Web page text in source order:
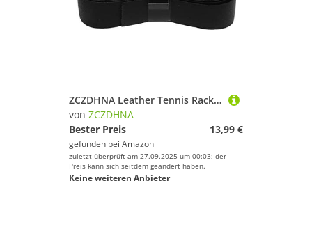
ZCZDHNA Leather Tennis Racket Grip Tape | Cowhide Overgrip for Sweat Absorption & Control | Replacement for Tennis/Badminton Rackets | Enhanced Hitting Feedback (Black)
von ZCZDHNA
Bester Preis
13,99 €
gefunden bei Amazon
zuletzt überprüft am 27.09.2025 um 00:03; der
Preis kann sich seitdem geändert haben.
Keine weiteren Anbieter